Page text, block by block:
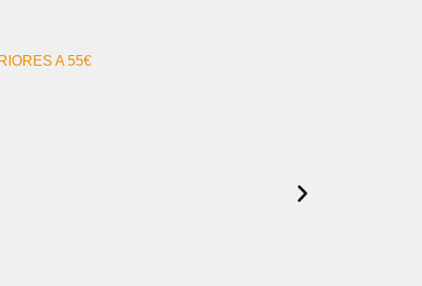
A 55€